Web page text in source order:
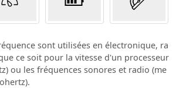
sont utilisées en électronique, ra
ce soit pour la vitesse d'un processeur
ou les fréquences sonores et radio (me